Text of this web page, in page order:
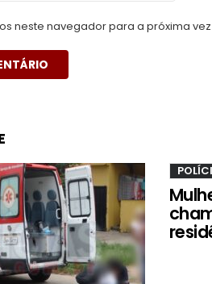
neste navegador para a próxima